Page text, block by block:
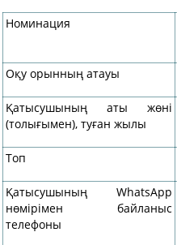
Номинация
Оқу орынның атауы
Қатысушының аты жөні
(толығымен), туған жылы
Топ
Қатысушының WhatsApp
нөмірімен байланыс
телефоны